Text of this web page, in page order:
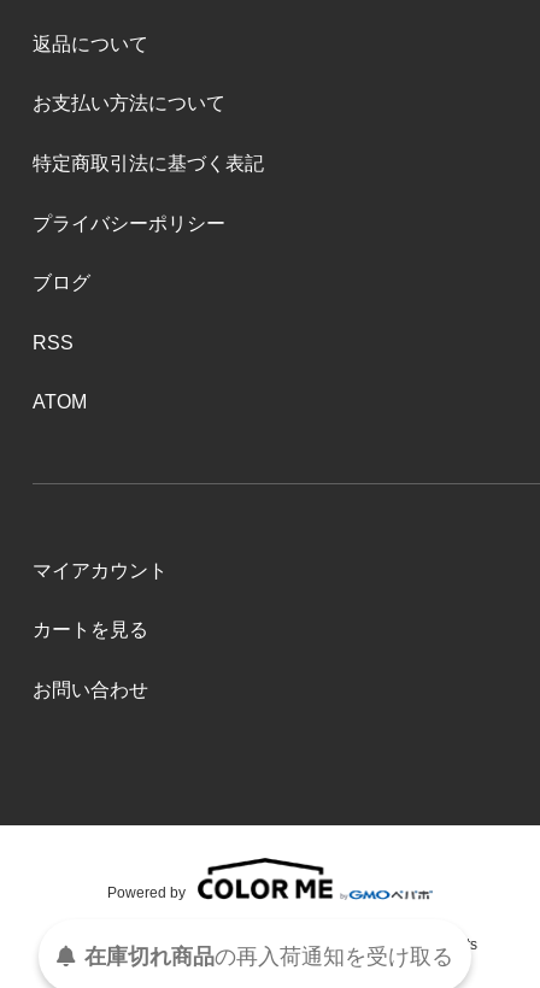
返品について
お支払い方法について
特定商取引法に基づく表記
プライバシーポリシー
ブログ
RSS
ATOM
マイアカウント
カートを見る
お問い合わせ
S・Y・M・R・K Copyright (C)2015 S・Y・M・R・K All Rights
Reserved.
Powered by
在庫切れ商品の再入荷通知を受け取る